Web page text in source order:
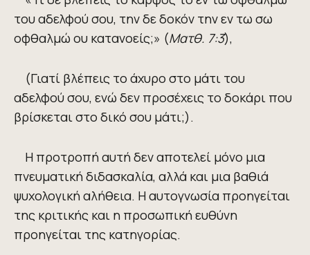
του αδελφού σου, την δε δοκόν την εν τω σω
οφθαλμώ ου κατανοείς;» (Ματθ. 7:3),
(Γιατί βλέπεις το άχυρο στο μάτι του
αδελφού σου, ενώ δεν προσέχεις το δοκάρι που
βρίσκεται στο δικό σου μάτι;).
Η προτροπή αυτή δεν αποτελεί μόνο μια
πνευματική διδασκαλία, αλλά και μια βαθιά
ψυχολογική αλήθεια. Η αυτογνωσία προηγείται
της κριτικής και η προσωπική ευθύνη
προηγείται της κατηγορίας.